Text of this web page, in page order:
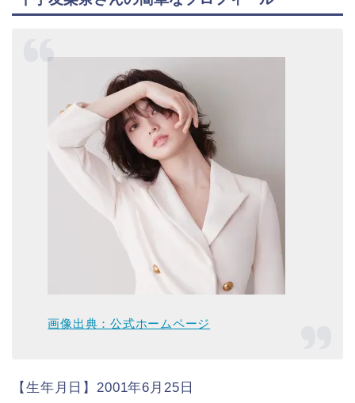
画像出典：公式ホームページ
【生年月日】2001年6月25日